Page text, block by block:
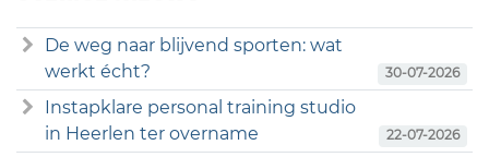
De weg naar blijvend sporten: wat
werkt écht?
30-07-2026
Instapklare personal training studio
in Heerlen ter overname
22-07-2026